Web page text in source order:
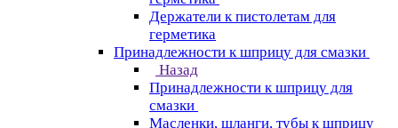
Держатели к пистолетам для
герметика
Принадлежности к шприцу для смазки
Назад
Принадлежности к шприцу для
смазки
Масленки, шланги, тубы к шприцу